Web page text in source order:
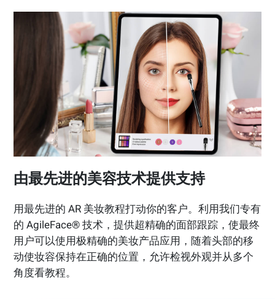
由最先进的美容技术提供支持
用最先进的 AR 美妆教程打动你的客户。利用我们专有
的 AgileFace® 技术，提供超精确的面部跟踪，使最终
用户可以使用极精确的美妆产品应用，随着头部的移
动使妆容保持在正确的位置，允许检视外观并从多个
角度看教程。